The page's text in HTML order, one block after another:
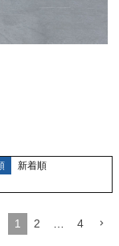
新着順
1 2 4